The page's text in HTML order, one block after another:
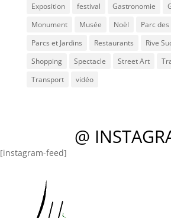
Exposition
festival Gastronomie
Monument
Musée Noël
Parc
Parcs et Jardins
Restaurants Rive
Shopping
Spectacle Street Art
Transport
vidéo
@
[instagram-feed]